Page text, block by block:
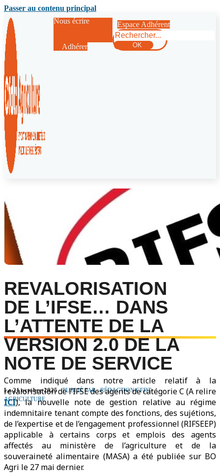
Passer au contenu principal
Nous écrire
Adhérer
Espace Adhérent
Rechercher
OK
REVALORISATION
DE L’IFSE… DANS
L’ATTENTE DE LA
VERSION 2.0 DE LA
NOTE DE SERVICE
Le 21 octobre 2025
PUBLIÉ PAR : RÉDACTION CFDT-
AGRICULTURE
Comme indiqué dans notre article relatif à la
revalorisation de l’IFSE des agents de catégorie C (A relire
ICI), la nouvelle note de gestion relative au régime
indemnitaire tenant compte des fonctions, des sujétions,
de l’expertise et de l’engagement professionnel (RIFSEEP)
applicable à certains corps et emplois des agents
affectés au ministère de l’agriculture et de la
souveraineté alimentaire (MASA) a été publiée sur BO
Agri le 27 mai dernier.